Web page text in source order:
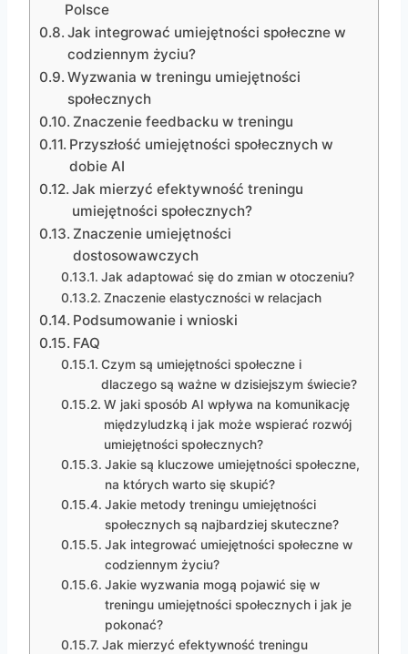
Polsce
Jak integrować umiejętności społeczne w
codziennym życiu?
Wyzwania w treningu umiejętności
społecznych
Znaczenie feedbacku w treningu
Przyszłość umiejętności społecznych w
dobie AI
Jak mierzyć efektywność treningu
umiejętności społecznych?
Znaczenie umiejętności
dostosowawczych
Jak adaptować się do zmian w otoczeniu?
Znaczenie elastyczności w relacjach
Podsumowanie i wnioski
FAQ
Czym są umiejętności społeczne i
dlaczego są ważne w dzisiejszym świecie?
W jaki sposób AI wpływa na komunikację
międzyludzką i jak może wspierać rozwój
umiejętności społecznych?
Jakie są kluczowe umiejętności społeczne,
na których warto się skupić?
Jakie metody treningu umiejętności
społecznych są najbardziej skuteczne?
Jak integrować umiejętności społeczne w
codziennym życiu?
Jakie wyzwania mogą pojawić się w
treningu umiejętności społecznych i jak je
pokonać?
Jak mierzyć efektywność treningu